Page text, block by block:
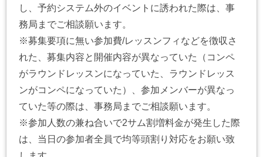
し、予約システム外のイベントに誘われた際は、事
務局までご相談願います。
※募集要項に無い参加費/レッスンフィなどを徴収さ
れた、募集内容と開催内容が異なっていた（コンペ
がラウンドレッスンになっていた、ラウンドレッス
ンがコンペになっていた）、参加メンバーが異なっ
ていた等の際は、事務局までご相談願います。
※参加人数の兼ね合いで2サム割増料金が発生した際
は、当日の参加者全員で均等頭割り対応をお願い致